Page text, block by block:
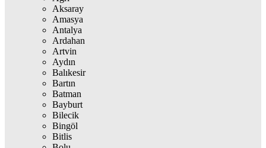
Aksaray
Amasya
Antalya
Ardahan
Artvin
Aydın
Balıkesir
Bartın
Batman
Bayburt
Bilecik
Bingöl
Bitlis